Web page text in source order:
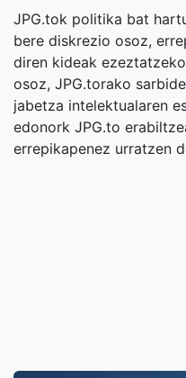
JPG.tok politika bat
bere diskrezio osoz,
diren kideak
osoz, JPG.torako
jabetza intelektualaren
edonork JPG.to
errepikapenez urratzen